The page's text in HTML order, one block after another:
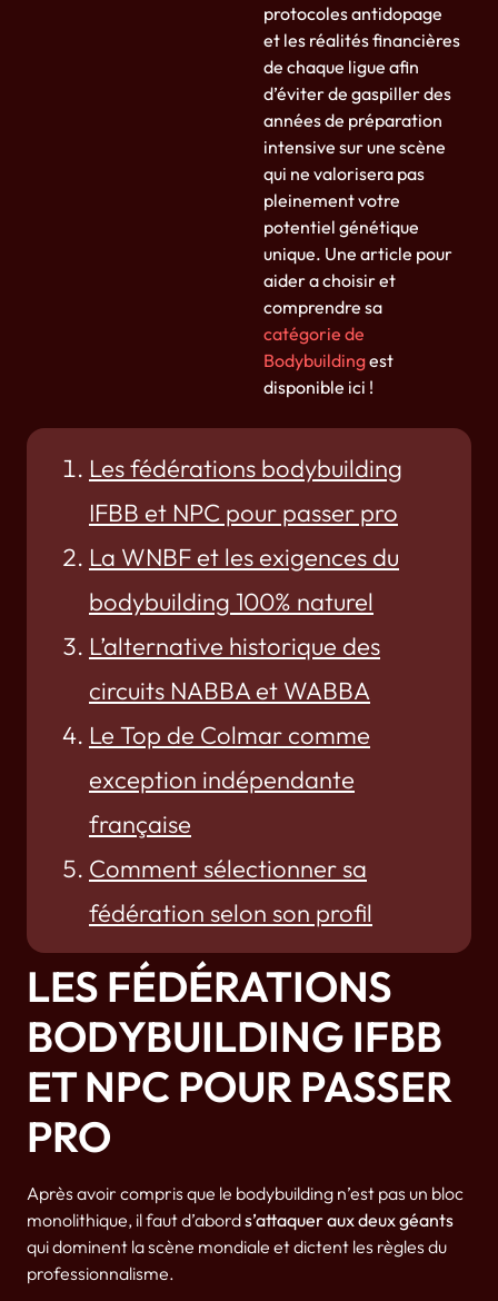
protocoles antidopage
et les réalités financières
de chaque ligue afin
d’éviter de gaspiller des
années de préparation
intensive sur une scène
qui ne valorisera pas
pleinement votre
potentiel génétique
unique. Une article pour
aider a choisir et
comprendre sa
catégorie de
Bodybuildingest
disponible ici !
Les fédérations bodybuilding
IFBB et NPC pour passer pro
La WNBF et les exigences du
bodybuilding 100% naturel
L’alternative historique des
circuits NABBA et WABBA
Le Top de Colmar comme
exception indépendante
française
Comment sélectionner sa
fédération selon son profil
LES FÉDÉRATIONS
BODYBUILDING IFBB
ET NPC POUR PASSER
PRO
Après avoir compris que le bodybuilding n’est pas un bloc
monolithique, il faut d’abords’attaquer aux deux géants
qui dominent la scène mondiale et dictent les règles du
professionnalisme.